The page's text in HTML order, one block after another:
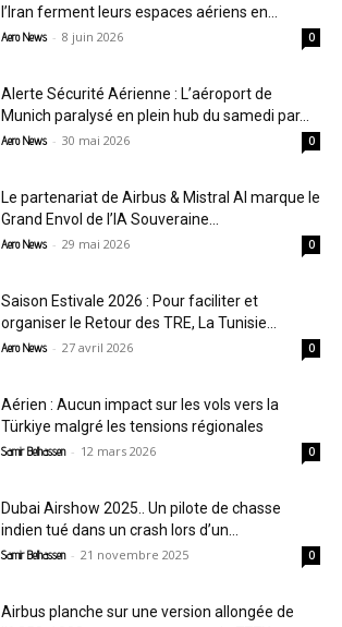
l’Iran ferment leurs espaces aériens en...
Aero News - 8 juin 2026 0
Alerte Sécurité Aérienne : L’aéroport de
Munich paralysé en plein hub du samedi par...
Aero News - 30 mai 2026 0
Le partenariat de Airbus & Mistral AI marque le
Grand Envol de l’IA Souveraine...
Aero News - 29 mai 2026 0
Saison Estivale 2026 : Pour faciliter et
organiser le Retour des TRE, La Tunisie...
Aero News - 27 avril 2026 0
Aérien : Aucun impact sur les vols vers la
Türkiye malgré les tensions régionales
Samir Belhassen - 12 mars 2026 0
Dubai Airshow 2025.. Un pilote de chasse
indien tué dans un crash lors d’un...
Samir Belhassen - 21 novembre 2025 0
Airbus planche sur une version allongée de